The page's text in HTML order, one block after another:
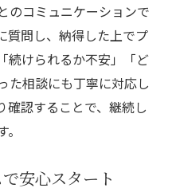
できる身体変化のポ
ム利用のコツ
パーソナルジムの選
女性の理想ボディメ
のコミュニケーションで
質問し、納得した上でプ
続けられるか不安」「ど
た相談にも丁寧に対応し
確認することで、継続し
安心スタート